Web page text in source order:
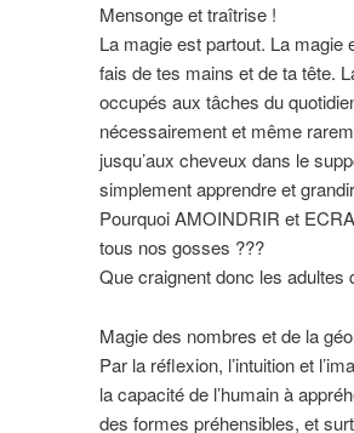
Mensonge et traîtrise !
La magie est partout. La
fais de tes mains et de ta tête.
occupés aux tâches du
nécessairement et même
jusqu’aux cheveux dans le
simplement apprendre et
Pourquoi AMOINDRIR et
tous nos gosses ???
Que craignent donc les adultes
Magie des nombres et de la
Par la réflexion, l’intuition et
la capacité de l’humain à
des formes préhensibles, et